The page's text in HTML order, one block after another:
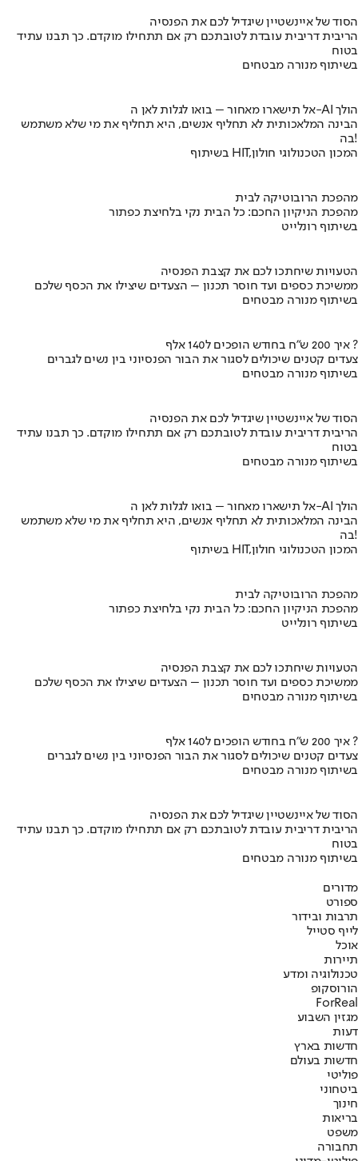
הסוד של איינשטיין שיגדיל לכם את הפנסיה
הריבית דריבית עובדת לטובתכם רק אם תתחילו מוקדם. כך תבנו עתיד
בטוח
בשיתוף מנורה מבטחים
אל תישארו מאחור – בואו לגלות לאן ה-AI הולך
הבינה המלאכותית לא תחליף אנשים, היא תחליף את מי שלא משתמש
בה!
בשיתוף HIT,המכון הטכנולוגי חולון
מהפכת הרובוטיקה לבית
מהפכת הניקיון החכם: כל הבית נקי בלחיצת כפתור
בשיתוף רונלייט
הטעויות שיחתכו לכם את קצבת הפנסיה
ממשיכת כספים ועד חוסר תכנון – הצעדים שיצילו את הכסף שלכם
בשיתוף מנורה מבטחים
איך 200 ש"ח בחודש הופכים ל140 אלף ?
צעדים קטנים שיכולים לסגור את הבור הפנסיוני בין נשים לגברים
בשיתוף מנורה מבטחים
הסוד של איינשטיין שיגדיל לכם את הפנסיה
הריבית דריבית עובדת לטובתכם רק אם תתחילו מוקדם. כך תבנו עתיד
בטוח
בשיתוף מנורה מבטחים
אל תישארו מאחור – בואו לגלות לאן ה-AI הולך
הבינה המלאכותית לא תחליף אנשים, היא תחליף את מי שלא משתמש
בה!
בשיתוף HIT,המכון הטכנולוגי חולון
מהפכת הרובוטיקה לבית
מהפכת הניקיון החכם: כל הבית נקי בלחיצת כפתור
בשיתוף רונלייט
הטעויות שיחתכו לכם את קצבת הפנסיה
ממשיכת כספים ועד חוסר תכנון – הצעדים שיצילו את הכסף שלכם
בשיתוף מנורה מבטחים
איך 200 ש"ח בחודש הופכים ל140 אלף ?
צעדים קטנים שיכולים לסגור את הבור הפנסיוני בין נשים לגברים
בשיתוף מנורה מבטחים
הסוד של איינשטיין שיגדיל לכם את הפנסיה
הריבית דריבית עובדת לטובתכם רק אם תתחילו מוקדם. כך תבנו עתיד
בטוח
בשיתוף מנורה מבטחים
מדורים
ספורט
תרבות ובידור
לייף סטייל
אוכל
תיירות
טכנולוגיה ומדע
הורוסקופ
ForReal
מגזין השבוע
דעות
חדשות בארץ
חדשות בעולם
פוליטי
ביטחוני
חינוך
בריאות
משפט
תחבורה